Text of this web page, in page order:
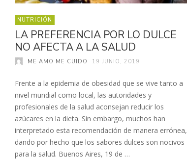
NUTRICIÓN
LA PREFERENCIA POR LO DULCE
NO AFECTA A LA SALUD
ME AMO ME CUIDO 19 JUNIO, 2019
Frente a la epidemia de obesidad que se vive tanto a
nivel mundial como local, las autoridades y
profesionales de la salud aconsejan reducir los
azúcares en la dieta. Sin embargo, muchos han
interpretado esta recomendación de manera errónea,
dando por hecho que los sabores dulces son nocivos
para la salud. Buenos Aires, 19 de …